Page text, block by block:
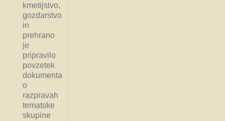
kmetijstvo,
gozdarstvo
in
prehrano
je
pripravilo
povzetek
dokumenta
o
razpravah
tematske
skupine